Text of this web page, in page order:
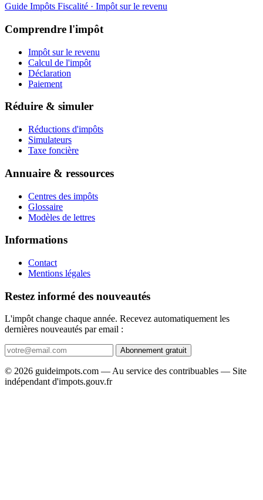
Guide Impôts Fiscalité · Impôt sur le revenu
Comprendre l'impôt
Impôt sur le revenu
Calcul de l'impôt
Déclaration
Paiement
Réduire & simuler
Réductions d'impôts
Simulateurs
Taxe foncière
Annuaire & ressources
Centres des impôts
Glossaire
Modèles de lettres
Informations
Contact
Mentions légales
Restez informé des nouveautés
L'impôt change chaque année. Recevez automatiquement les
dernières nouveautés par email :
Abonnement gratuit
© 2026 guideimpots.com — Au service des contribuables — Site
indépendant d'impots.gouv.fr